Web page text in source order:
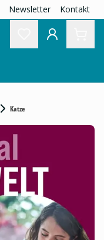
Newsletter Kontakt
Katze